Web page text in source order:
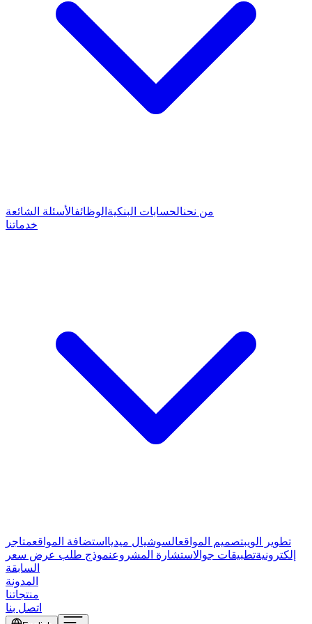
من نحنالحسابات البنكية الوظائفالأسئلة الشائعة
خدماتنا
تطوير الويبتصميم المواقعالسوشيال ميديا استضافة المواقعمتاجر
إلكترونيةتطبيقات جوالاستشارة المشروعنموذج طلب عرض سعر
السابقة
المدونة
منتجاتنا
اتصل بنا